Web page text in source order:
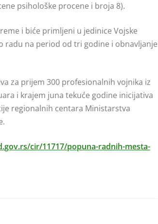
psihološke procene i broja 8).
i biće primlјeni u jedinice Vojske
na period od tri godine i obnavlјanje
za prijem 300 profesionalnih vojnika iz
i krajem juna tekuće godine inicijativa
regionalnih centara Ministarstva
cir/11717/popuna-radnih-mesta-